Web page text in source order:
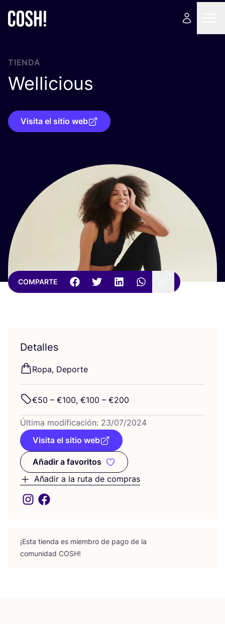
TIENDA
Wellicious
Visita el sitio web
COMPARTE
Detalles
Ropa, Depor­te
€50 – €100, €100 – €200
Últi­ma modi­fi­ca­ción: 23/07/2024
Visita el sitio web
Añadir a favoritos
Añadir a favoritos
Añadir a la ruta de compras
¡Esta tien­da es miem­bro de pago de la
comu­ni­dad COSH!